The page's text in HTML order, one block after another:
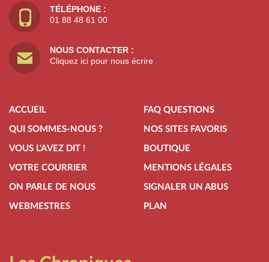
TÉLÉPHONE :
01 88 48 61 00
NOUS CONTACTER :
Cliquez ici pour nous écrire
ACCUEIL
QUI SOMMES-NOUS ?
VOUS L'AVEZ DIT !
VOTRE COURRIER
ON PARLE DE NOUS
WEBMESTRES
FAQ QUESTIONS
NOS SITES FAVORIS
BOUTIQUE
MENTIONS LÉGALES
SIGNALER UN ABUS
PLAN